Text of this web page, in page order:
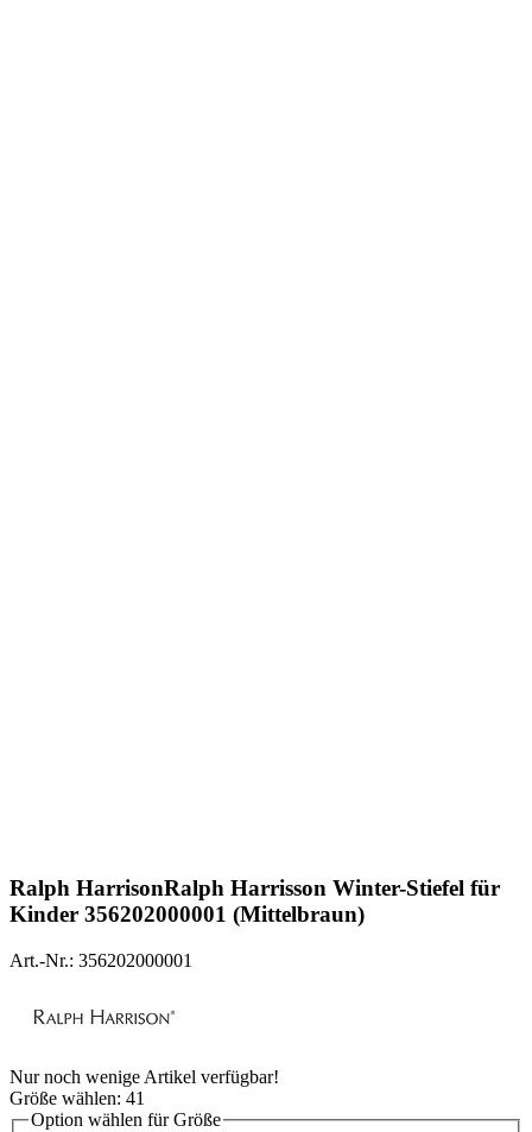
Ralph HarrisonRalph Harrisson Winter-Stiefel für
Kinder 356202000001 (Mittelbraun)
Art.-Nr.: 356202000001
Nur noch wenige Artikel verfügbar!
Größe wählen: 41
Option wählen für Größe